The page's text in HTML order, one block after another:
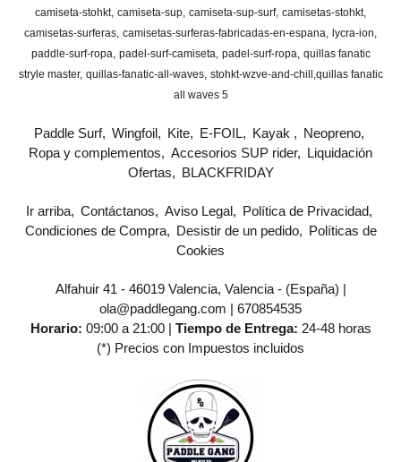
camiseta-stohkt camiseta-sup camiseta-sup-surf camisetas-stohkt
camisetas-surferas camisetas-surferas-fabricadas-en-espana lycra-ion
paddle-surf-ropa padel-surf-camiseta padel-surf-ropa quillas fanatic
stryle master quillas-fanatic-all-waves stohkt-wzve-and-chill ​quillas fanatic
all waves 5
Paddle Surf Wingfoil Kite E-FOIL Kayak
Neopreno
Ropa y complementos
Accesorios SUP rider
Liquidación
Ofertas
BLACKFRIDAY
Ir arriba Contáctanos Aviso Legal
Política de Privacidad
Condiciones de Compra
Desistir de un pedido
Políticas de
Cookies
Alfahuir 41 - 46019 Valencia, Valencia - (España) |
ola@paddlegang.com | 670854535
Horario: 09:00 a 21:00 | Tiempo de Entrega: 24-48 horas
(*) Precios con Impuestos incluidos